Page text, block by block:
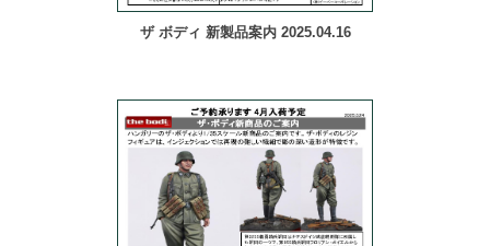
ザ ボディ 新製品案内 2025.04.16